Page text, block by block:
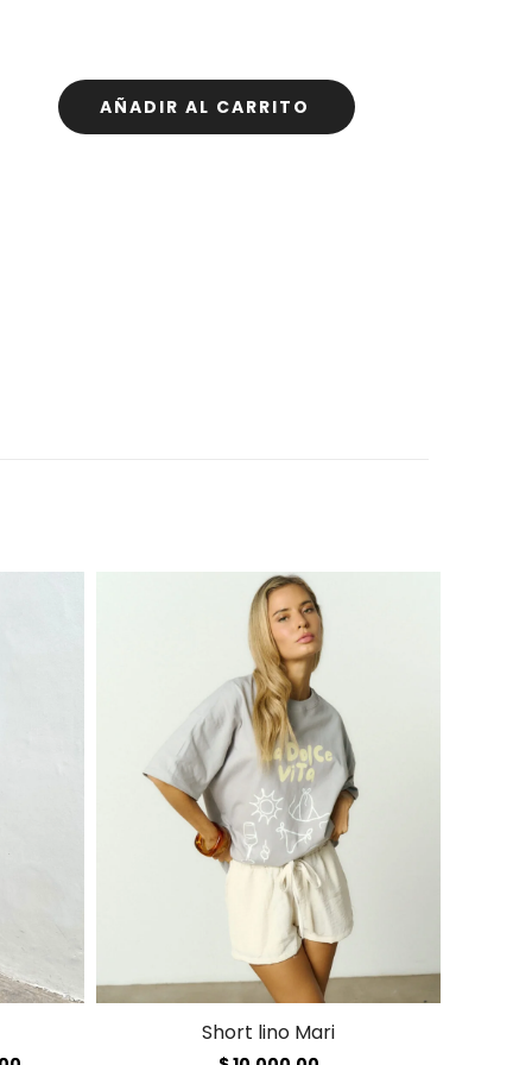
AÑADIR AL CARRITO
Short lino Mari